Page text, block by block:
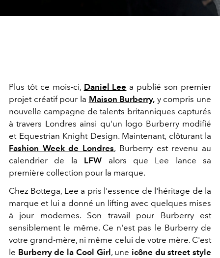
Plus tôt ce mois-ci, Daniel Lee a publié son premier
projet créatif pour la Maison Burberry, y compris une
nouvelle campagne de talents britanniques capturés
à travers Londres ainsi qu'un logo Burberry modifié
et Equestrian Knight Design. Maintenant, clôturant la
Fashion Week de Londres, Burberry est revenu au
calendrier de la LFW alors que Lee lance sa
première collection pour la marque.
Chez Bottega, Lee a pris l'essence de l'héritage de la
marque et lui a donné un lifting avec quelques mises
à jour modernes. Son travail pour Burberry est
sensiblement le même. Ce n'est pas le Burberry de
votre grand-mère, ni même celui de votre mère. C'est
le Burberry de la Cool Girl , une icône du street style